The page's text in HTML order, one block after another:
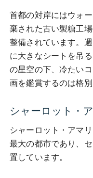
首都の対岸にはウォ
棄された古い製糖工
整備されています。
に大きなシートを吊
の星空の下、冷たい
画を鑑賞するのは格別
シャーロット・
シャーロット・アマ
最大の都市であり、
置しています。